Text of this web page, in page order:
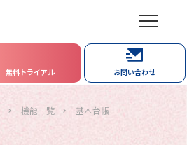
無料トライアル お問い合わせ
機能一覧 基本台帳